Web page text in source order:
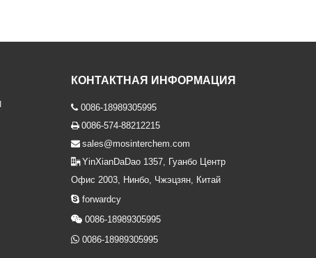
КОНТАКТНАЯ ИНФОРМАЦИЯ
 0086-18989305995
 0086-574-88212215
 sales@mosinterchem.com
YinXianDaDao 1357, Гуанбо Центр
Офис 2003, Нинбо, Чжэцзян, Китай
 forwardcy
 0086-18989305995
 0086-18989305995